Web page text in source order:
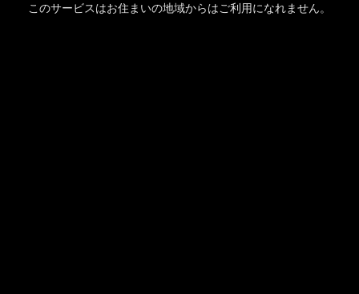
このサービスはお住まいの地域からはご利用になれません。